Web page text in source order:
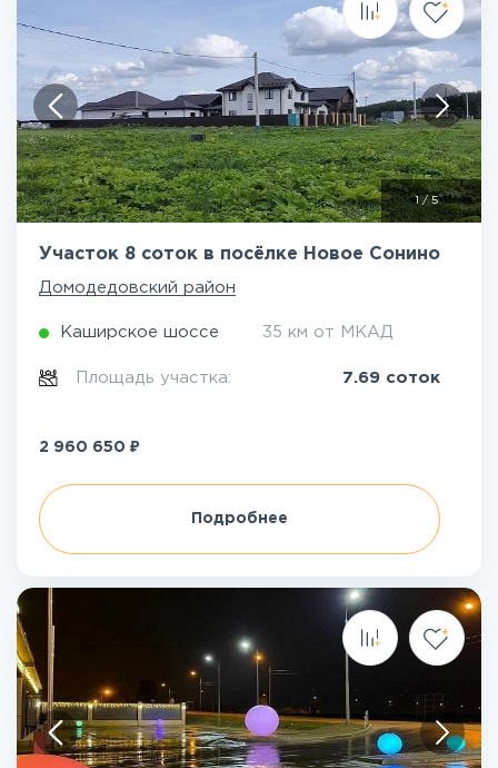
1 /5
Участок 8 соток в посёлке Новое Сонино
Домодедовский район
Каширское шоссе 35 км от МКАД
Площадь участка: 7.69 соток
2 960 650 ₽
Подробнее